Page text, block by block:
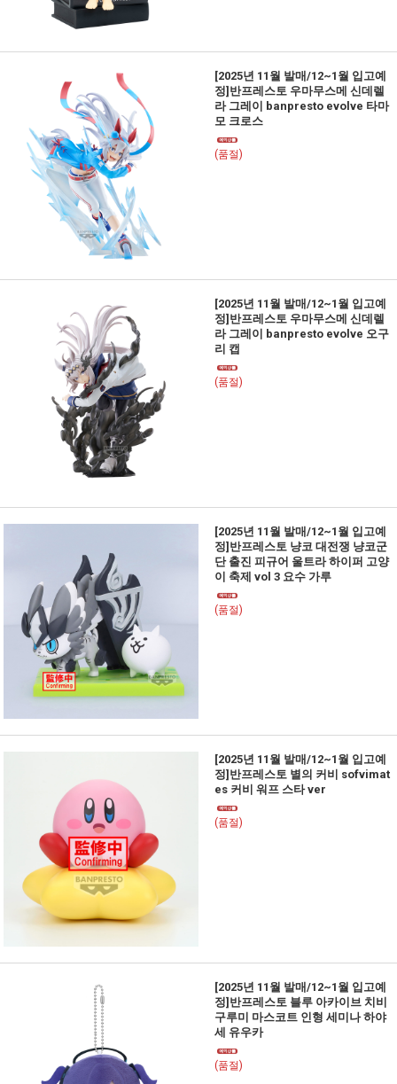
[2025년 11월 발매/12~1월 입고예
정]반프레스토 우마무스메 신데렐
라 그레이 banpresto evolve 타마
모 크로스
(품절)
[2025년 11월 발매/12~1월 입고예
정]반프레스토 우마무스메 신데렐
라 그레이 banpresto evolve 오구
리 캡
(품절)
[2025년 11월 발매/12~1월 입고예
정]반프레스토 냥코 대전쟁 냥코군
단 출진 피규어 울트라 하이퍼 고양
이 축제 vol 3 요수 가루
(품절)
[2025년 11월 발매/12~1월 입고예
정]반프레스토 별의 커비 sofvimat
es 커비 워프 스타 ver
(품절)
[2025년 11월 발매/12~1월 입고예
정]반프레스토 블루 아카이브 치비
구루미 마스코트 인형 세미나 하야
세 유우카
(품절)